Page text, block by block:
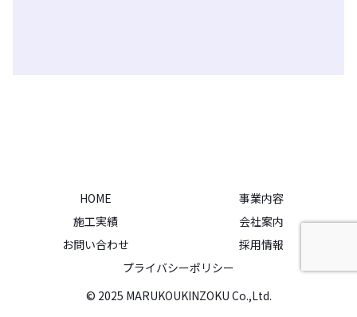
HOME
事業内容
施工実績
会社案内
お問い合わせ
採用情報
プライバシーポリシー
© 2025 MARUKOUKINZOKU Co.,Ltd.